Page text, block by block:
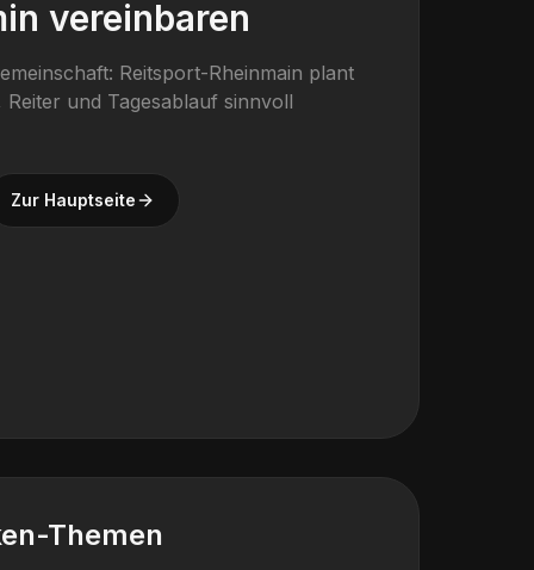
vereinbaren
Reitsport-Rheinmain plant
und Tagesablauf sinnvoll
Zur Hauptseite
Themen